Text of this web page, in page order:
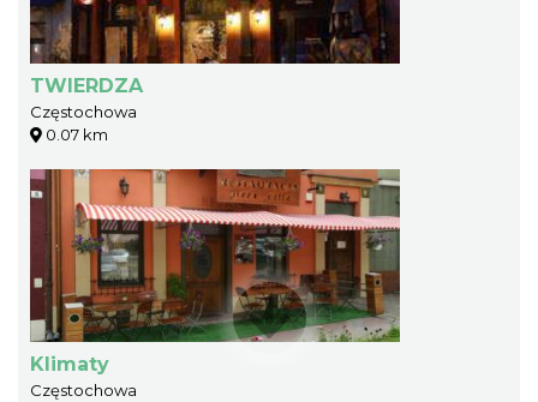
TWIERDZA
Częstochowa
0.07 km
Klimaty
Częstochowa